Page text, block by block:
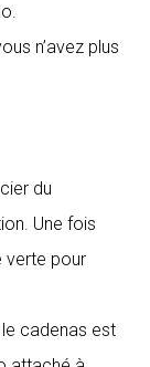
n’avez plus
du
Une fois
verte pour
cadenas est